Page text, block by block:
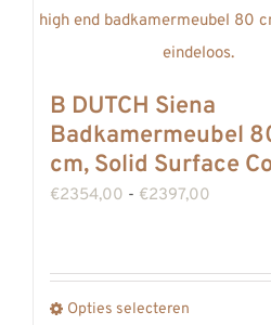
B DUTCH Siena
Badkamermeubel
cm, Solid Surface
€2354,00 - €2397,00
Opties selecteren